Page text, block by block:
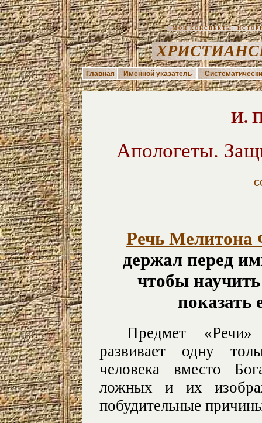
«МОИ КОНСПЕКТЫ:
Главная Именной указатель
И.
Апологеты.
Речь Мелитона
держал перед
чтобы
показать
Предмет
развивает одну
человека вместо
ложных и их
побудительные